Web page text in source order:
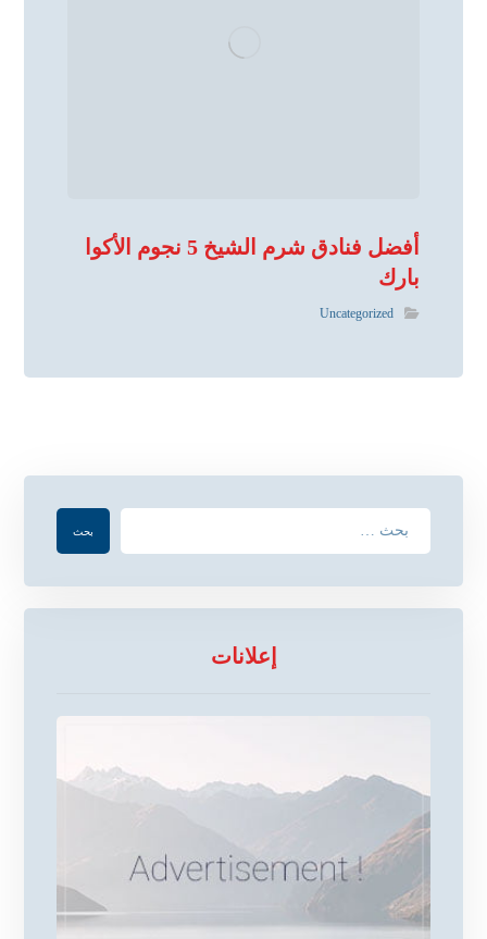
أفضل فنادق شرم الشيخ 5 نجوم الأكوا
بارك
Uncategorized
إعلانات